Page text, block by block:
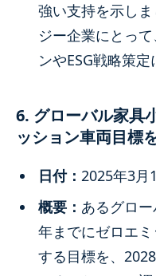
強い支持を示し
ジー企業にとっ
ンやESG戦略策定
6. グローバル家具
ッション車両目標
日付： 2025年3月
概要： あるグロ
年までにゼロエ
する目標を、